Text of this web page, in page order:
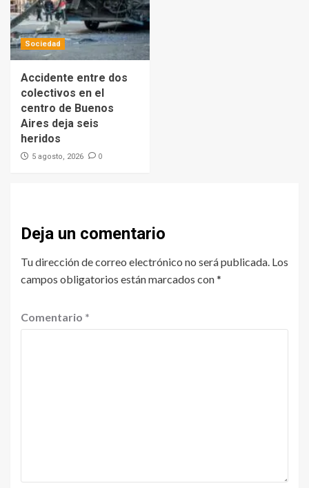
Sociedad
Accidente entre dos
colectivos en el
centro de Buenos
Aires deja seis
heridos
5 agosto, 2026 0
Deja un comentario
Tu dirección de correo electrónico no será publicada. Los
campos obligatorios están marcados con*
Comentario *